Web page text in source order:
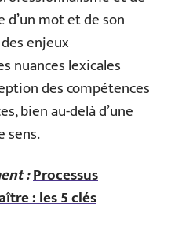
d’un mot et de son
enjeux
nuances lexicales
des compétences
bien au-delà d’une
sens.
:Processus
: les 5 clés